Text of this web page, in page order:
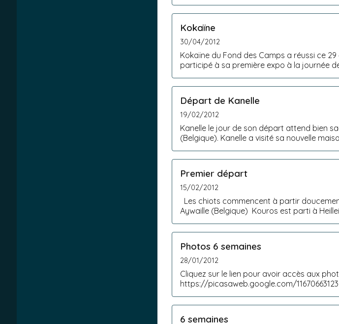
Kokaïne
30/04/2012
Kokaïne du Fond des Camps a réussi ce
participé à sa première expo à la journée
Départ de Kanelle
19/02/2012
Kanelle le jour de son départ attend bien
(Belgique). Kanelle a visité sa nouvelle
Premier départ
15/02/2012
Les chiots commencent à partir
Aywaille (Belgique) Kouros est parti à
Photos 6 semaines
28/01/2012
Cliquez sur le lien pour avoir accès aux
https://picasaweb.google.com/
6 semaines